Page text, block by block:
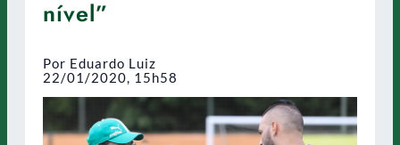
nível”
Por Eduardo Luiz
22/01/2020, 15h58